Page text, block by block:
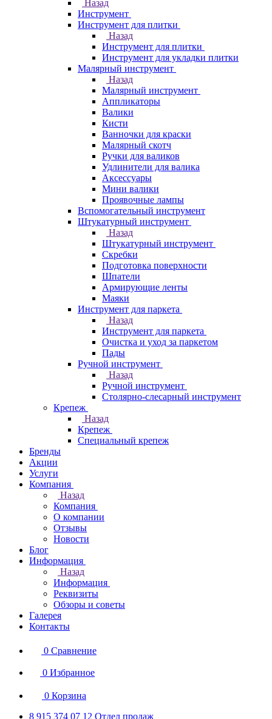
Назад
Инструмент
Инструмент для плитки
Назад
Инструмент для плитки
Инструмент для укладки плитки
Малярный инструмент
Назад
Малярный инструмент
Аппликаторы
Валики
Кисти
Ванночки для краски
Малярный скотч
Ручки для валиков
Удлинители для валика
Аксессуары
Мини валики
Проявочные лампы
Вспомогательный инструмент
Штукатурный инструмент
Назад
Штукатурный инструмент
Скребки
Подготовка поверхности
Шпатели
Армирующие ленты
Маяки
Инструмент для паркета
Назад
Инструмент для паркета
Очистка и уход за паркетом
Пады
Ручной инструмент
Назад
Ручной инструмент
Столярно-слесарный инструмент
Крепеж
Назад
Крепеж
Специальный крепеж
Бренды
Акции
Услуги
Компания
Назад
Компания
О компании
Отзывы
Новости
Блог
Информация
Назад
Информация
Реквизиты
Обзоры и советы
Галерея
Контакты
0 Сравнение
0 Избранное
0 Корзина
8 915 374 07 12 Отдел продаж